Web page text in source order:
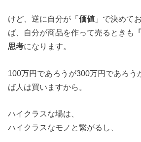
けど、逆に自分が「価値 」で決めて
ば、自分が商品を作って売るときも
思考になります。
100万円であろうが300万円であろう
ば人は買いますから。
ハイクラスな場は、
ハイクラスなモノと繋がるし、